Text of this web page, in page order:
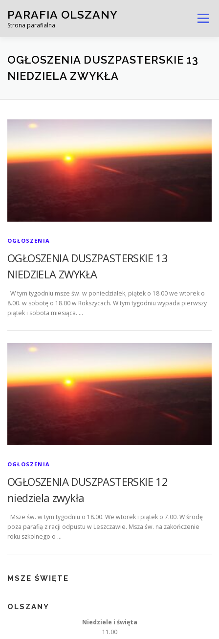
treści
PARAFIA OLSZANY
Strona parafialna
Menu
PARAFIA KOŚCIOŁY DOJAZDOWE GRUPY
OGŁOSZENIA DUSZPASTERSKIE 13
NIEDZIELA ZWYKŁA
OGŁOSZENIA
OGŁOSZENIA DUSZPASTERSKIE 13
NIEDZIELA ZWYKŁA
W tym tygodniu msze św. w poniedziałek, piątek o 18.00 we wtorek o
8.00. w sobotę o 18.00 w Rokszycach. W tym tygodniu wypada pierwszy
piątek i sobota miesiąca. …
OGŁOSZENIA
OGŁOSZENIA DUSZPASTERSKIE 12
niedziela zwykła
Msze św. w tym tygodniu o 18.00. We wtorek i piątek o 7.00. W środę
poza parafią z racji odpustu w Leszczawie. Msza św. na zakończenie
roku szkolnego o …
MSZE ŚWIĘTE
OLSZANY
Niedziele i święta
11.00